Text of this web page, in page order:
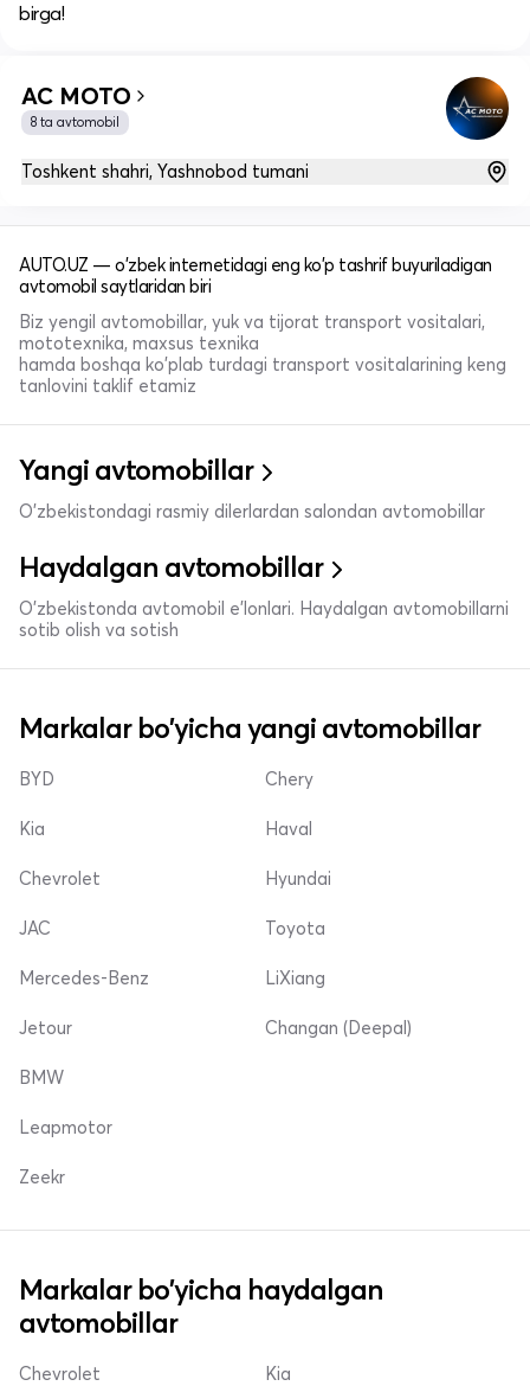
birga!
AC MOTO
8 ta avtomobil
Toshkent shahri, Yashnobod tumani
AUTO.UZ — o'zbek internetidagi eng ko'p tashrif buyuriladigan
avtomobil saytlaridan biri
Biz yengil avtomobillar, yuk va tijorat transport vositalari,
mototexnika, maxsus texnika
hamda boshqa ko'plab turdagi transport vositalarining keng
tanlovini taklif etamiz
Yangi avtomobillar
O'zbekistondagi rasmiy dilerlardan salondan avtomobillar
Haydalgan avtomobillar
O'zbekistonda avtomobil e’lonlari. Haydalgan avtomobillarni
sotib olish va sotish
Markalar bo'yicha yangi avtomobillar
BYD
Kia
Chevrolet
Chery
Haval
Hyundai
JAC
Mercedes-Benz
Jetour
Toyota
LiXiang
Changan (Deepal)
BMW
Leapmotor
Zeekr
Markalar bo'yicha haydalgan
avtomobillar
Chevrolet Kia